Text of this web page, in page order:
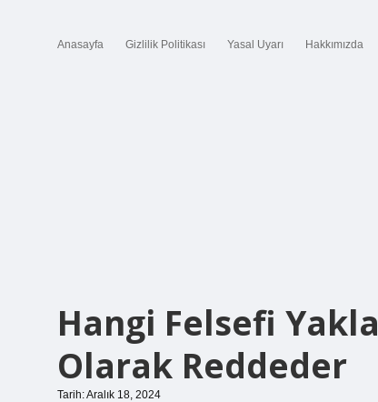
Anasayfa Gizlilik Politikası Yasal Uyarı Hakkımızda
Hangi Felsefi
Olarak Reddeder
Tarih: Aralık 18, 2024